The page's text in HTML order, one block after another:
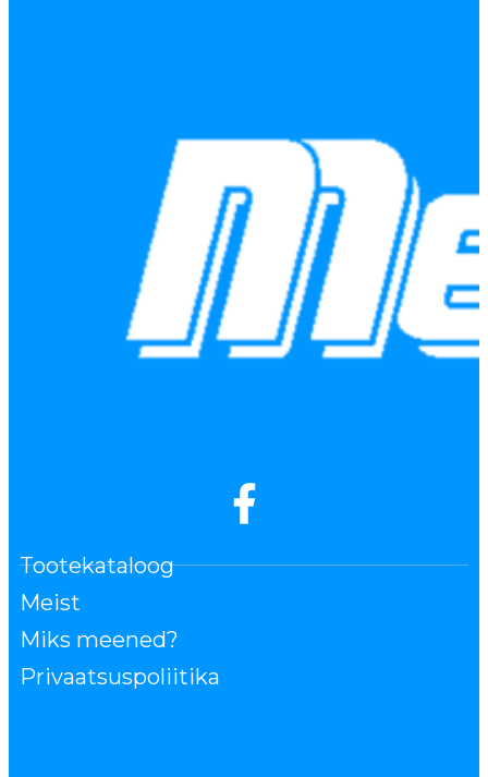
Tootekataloog
Meist
Miks meened?
Privaatsuspoliitika